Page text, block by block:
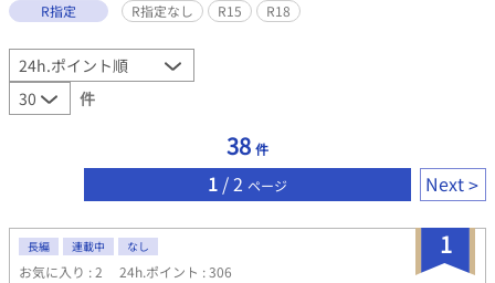
R指定
R指定なし R15 R18
件
38 件
1 / 2 ページ Next
1
長編 連載中 なし
お気に入り : 2 24h.ポイント : 306